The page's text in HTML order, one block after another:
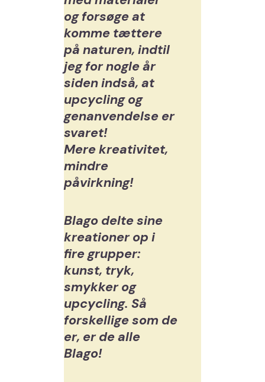
og forsøge at
komme tættere
på naturen, indtil
jeg for nogle år
siden indså, at
upcycling og
genanvendelse er
svaret!
Mere kreativitet,
mindre
påvirkning!
Blago delte sine
kreationer op i
fire grupper:
kunst, tryk,
smykker og
upcycling. Så
forskellige som de
er, er de alle
Blago!